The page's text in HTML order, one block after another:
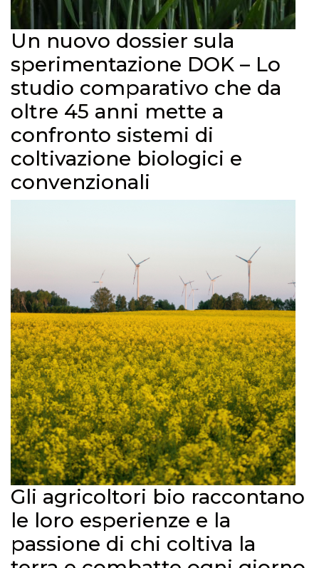
Un nuovo dossier sula
sperimentazione DOK – Lo
studio comparativo che da
oltre 45 anni mette a
confronto sistemi di
coltivazione biologici e
convenzionali
Gli agricoltori bio raccontano
le loro esperienze e la
passione di chi coltiva la